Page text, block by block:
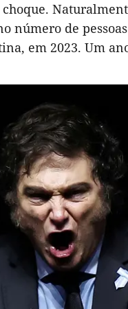
número de
em 2023. Um